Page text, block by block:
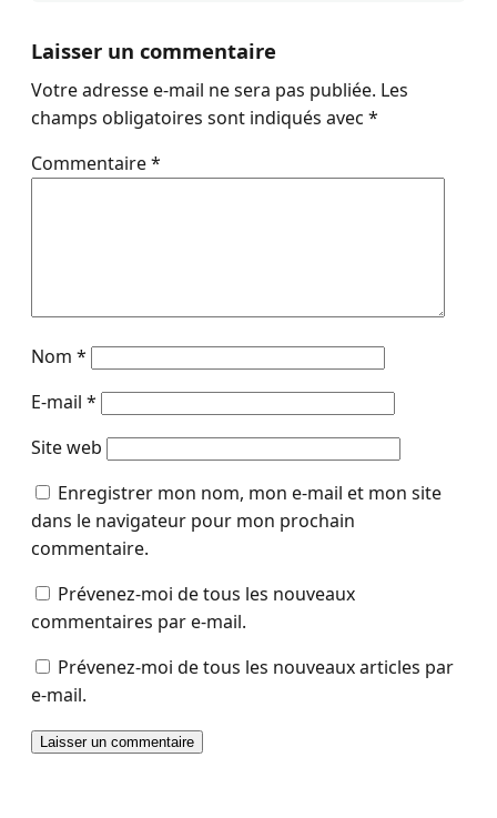
Laisser un commentaire
Votre adresse e-mail ne sera pas publiée. Les
champs obligatoires sont indiqués avec *
Commentaire*
Nom *
E-mail *
Site web
Enregistrer mon nom, mon e-mail et mon site
dans le navigateur pour mon prochain
commentaire.
Prévenez-moi de tous les nouveaux
commentaires par e-mail.
Prévenez-moi de tous les nouveaux articles par
e-mail.